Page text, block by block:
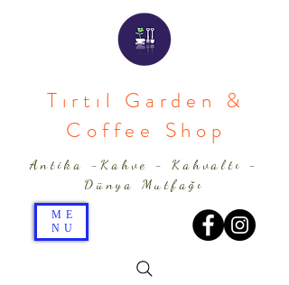
Tırtıl Garden &
Coffee Shop
ME
NU
Antika -Kahve - Kahvaltı -
Dünya Mutfağı